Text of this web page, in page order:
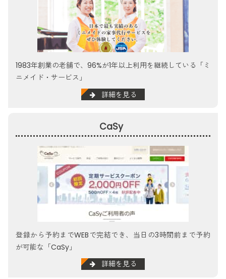
1983年創業の老舗で、96%が1年以上利用を継続している「ミ
ニメイド・サービス」
詳細を見る
CaSy
登録から予約までWEBで完結でき、当日の3時間前まで予約
が可能な「CaSy」
詳細を見る